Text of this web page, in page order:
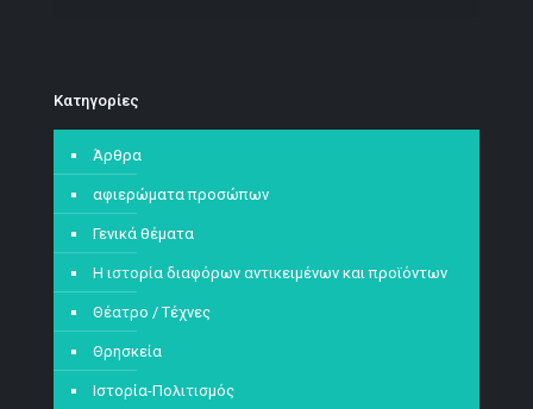
Kατηγορίες
Άρθρα
αφιερώματα προσώπων
Γενικά θέματα
Η ιστορία διαφόρων αντικειμένων και προϊόντων
Θέατρο / Τέχνες
Θρησκεία
Ιστορία-Πολιτισμός